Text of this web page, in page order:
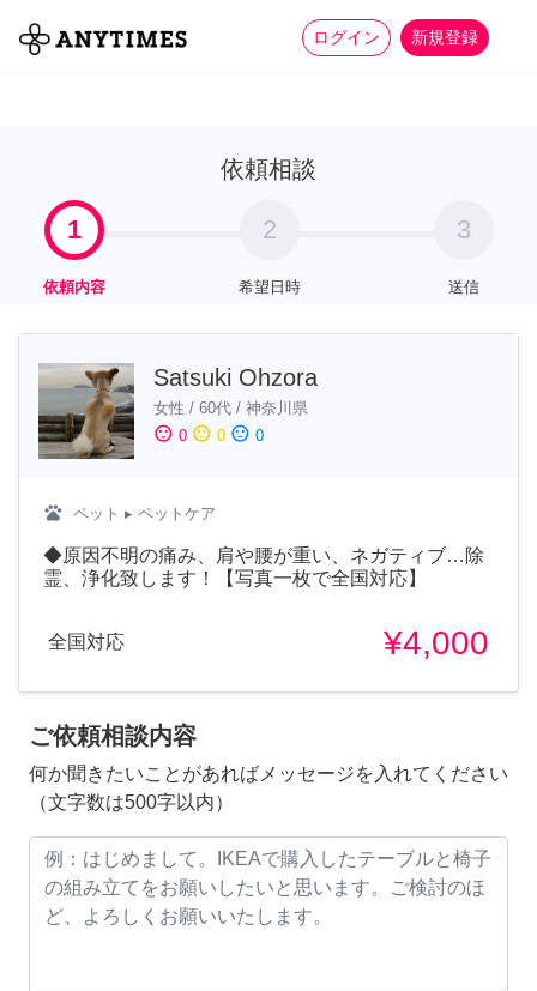
ログイン 新規登録
全て 家事 more_horiz
依頼相談
1
依頼内容
2
希望日時
3
送信
Satsuki Ohzora
女性 / 60代 / 神奈川県
sentiment_satisfied 0 sentiment_neutral 0 sentiment_dissatisfied 0
pets ペット ▸ ペットケア
◆原因不明の痛み、肩や腰が重い、ネガティブ…除
霊、浄化致します！【写真一枚で全国対応】
全国対応 ¥4,000
ご依頼相談内容
何か聞きたいことがあればメッセージを入れてください
（文字数は500字以内）